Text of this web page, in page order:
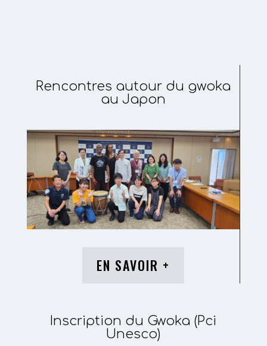
Rencontres autour du gwoka
au Japon
EN SAVOIR +
Inscription du Gwoka (Pci
Unesco)